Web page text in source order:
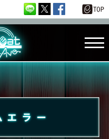
エラー